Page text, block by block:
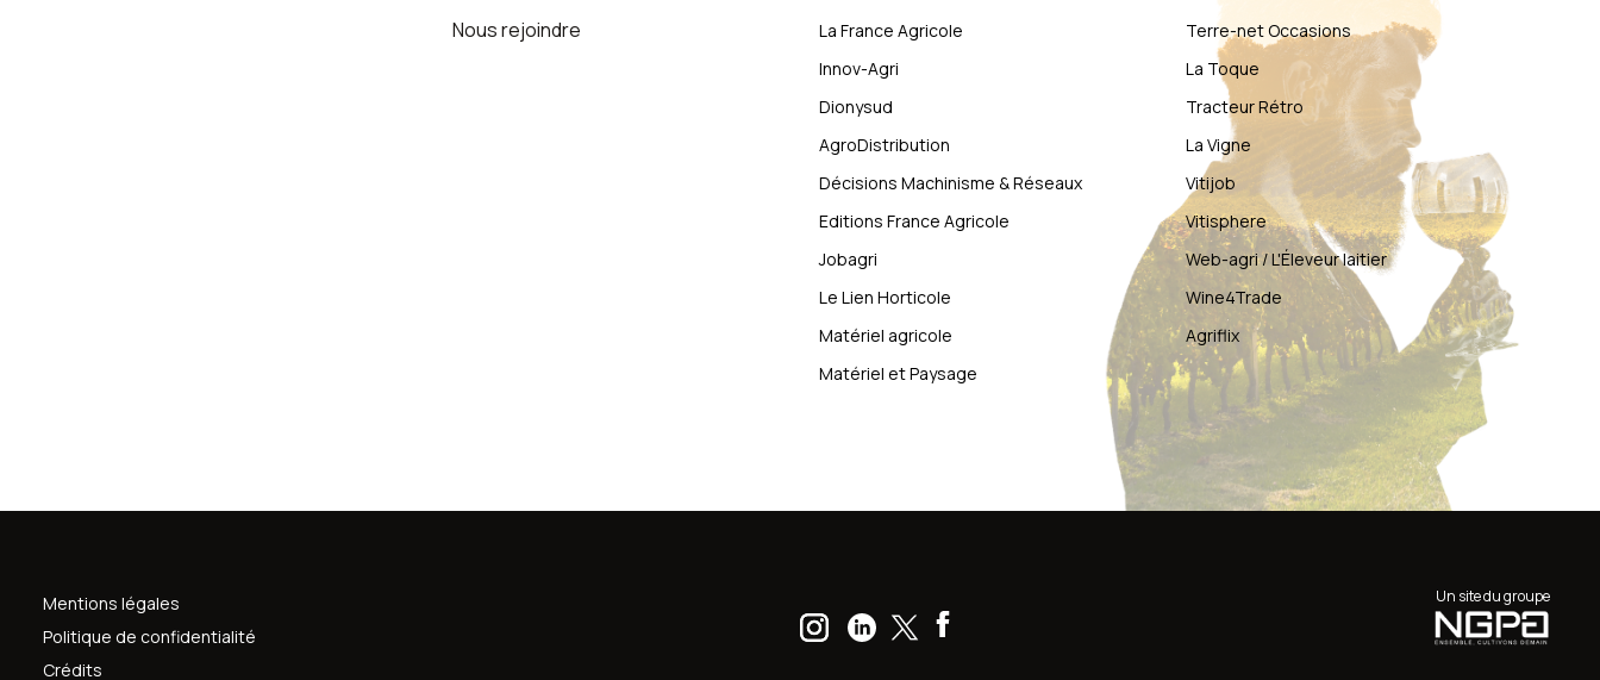
Nous rejoindre
La France Agricole
Innov-Agri
Dionysud
AgroDistribution
Décisions Machinisme & Réseaux
Editions France Agricole
Jobagri
Le Lien Horticole
Matériel agricole
Matériel et Paysage
Terre-net Occasions
La Toque
Tracteur Rétro
La Vigne
Vitijob
Vitisphere
Web-agri / L'Éleveur laitier
Wine4Trade
Agriflix
Mentions légales
Politique de confidentialité
Crédits
Un site du groupe